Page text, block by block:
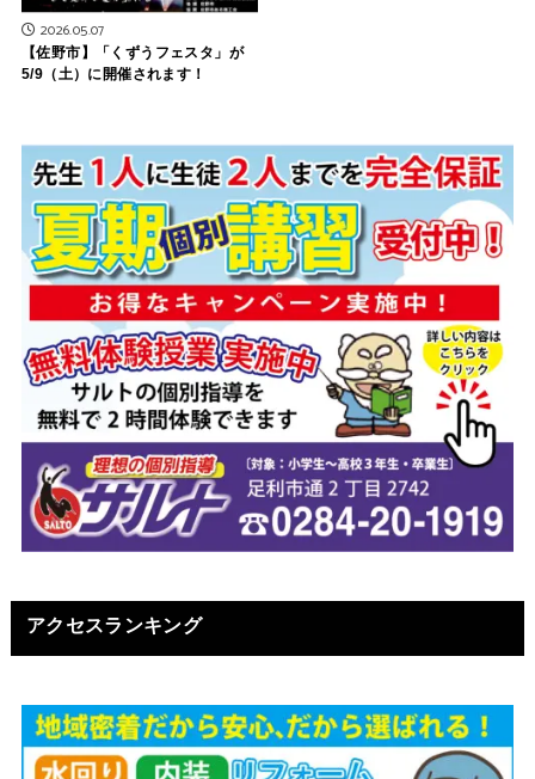
2026.05.07
【佐野市】「くずうフェスタ」が
5/9（土）に開催されます！
アクセスランキング